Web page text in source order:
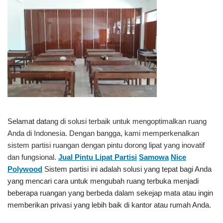
Selamat datang di solusi terbaik untuk mengoptimalkan ruang
Anda di Indonesia. Dengan bangga, kami memperkenalkan
sistem partisi ruangan dengan pintu dorong lipat yang inovatif
dan fungsional. Jual Pintu Lipat Partisi Samowa Nice
Polywood Sistem partisi ini adalah solusi yang tepat bagi Anda
yang mencari cara untuk mengubah ruang terbuka menjadi
beberapa ruangan yang berbeda dalam sekejap mata atau ingin
memberikan privasi yang lebih baik di kantor atau rumah Anda.